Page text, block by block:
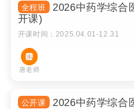
全程班 2026中药学综合
开课)
开课时间： 2025.04.01-12.31
唐老师
公开课 2026中药学综合